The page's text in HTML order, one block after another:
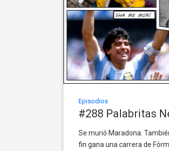
Episodios
#288 Palabritas
Se murió Maradona.
fin gana una carrera de